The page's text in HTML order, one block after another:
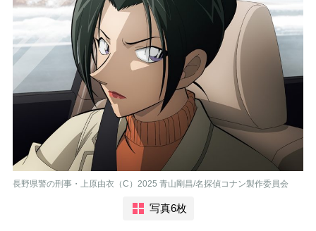
長野県警の刑事・上原由衣（C）2025 青山剛昌/名探偵コナン製作委員会
写真6枚